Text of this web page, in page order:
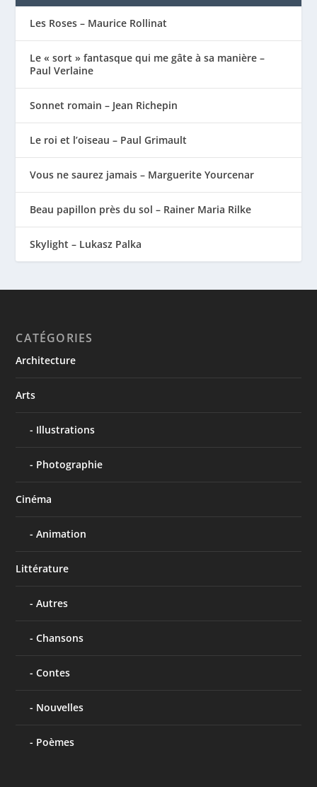
Les Roses – Maurice Rollinat
Le « sort » fantasque qui me gâte à sa manière –
Paul Verlaine
Sonnet romain – Jean Richepin
Le roi et l’oiseau – Paul Grimault
Vous ne saurez jamais – Marguerite Yourcenar
Beau papillon près du sol – Rainer Maria Rilke
Skylight – Lukasz Palka
CATÉGORIES
Architecture
Arts
Illustrations
Photographie
Cinéma
Animation
Littérature
Autres
Chansons
Contes
Nouvelles
Poèmes